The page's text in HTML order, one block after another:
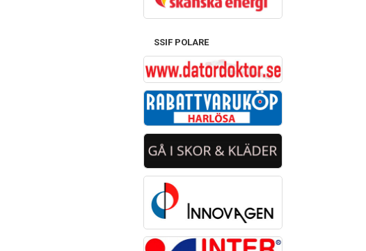
SSIF POLARE